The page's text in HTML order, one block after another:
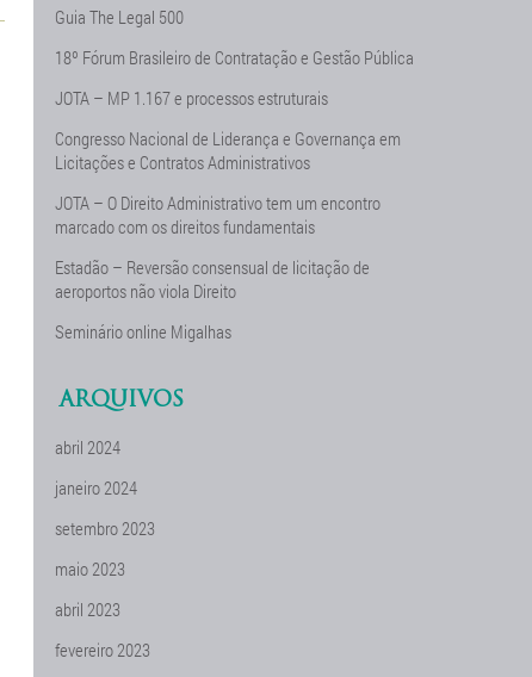
Guia The Legal 500
18º Fórum Brasileiro de Contratação e Gestão Pública
JOTA – MP 1.167 e processos estruturais
Congresso Nacional de Liderança e Governança em
Licitações e Contratos Administrativos
JOTA – O Direito Administrativo tem um encontro
marcado com os direitos fundamentais
Estadão – Reversão consensual de licitação de
aeroportos não viola Direito
Seminário online Migalhas
ARQUIVOS
abril 2024
janeiro 2024
setembro 2023
maio 2023
abril 2023
fevereiro 2023